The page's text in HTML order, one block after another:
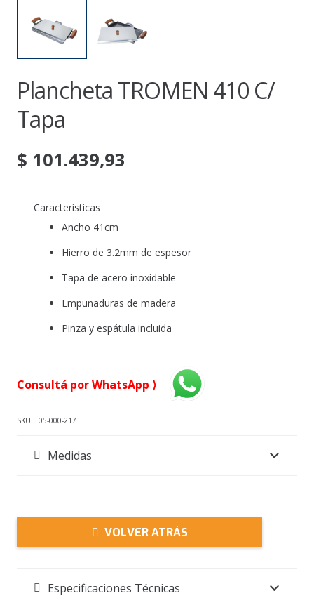
Plancheta TROMEN 410 C/
Tapa
$ 101.439,93
Características
Ancho 41cm
Hierro de 3.2mm de espesor
Tapa de acero inoxidable
Empuñaduras de madera
Pinza y espátula incluida
Consultá por WhatsApp ⟩
SKU: 05-000-217
Medidas
VOLVER ATRÁS
Especificaciones Técnicas